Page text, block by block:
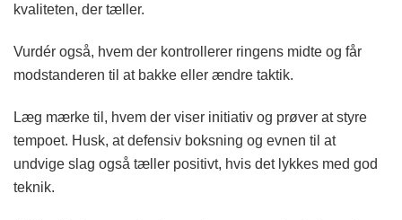
kvaliteten, der tæller.
Vurdér også, hvem der kontrollerer ringens midte og får
modstanderen til at bakke eller ændre taktik.
Læg mærke til, hvem der viser initiativ og prøver at styre
tempoet. Husk, at defensiv boksning og evnen til at
undvige slag også tæller positivt, hvis det lykkes med god
teknik.